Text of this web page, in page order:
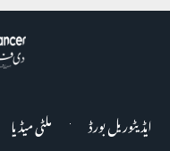
ایڈیٹوریل بورڈ ملٹی میڈیا